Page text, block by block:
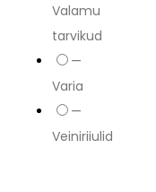
Valamu
tarvikud
—
Varia
—
Veiniriiulid